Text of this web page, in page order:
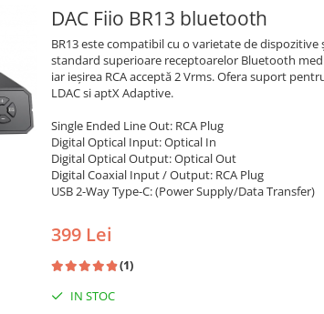
DAC Fiio BR13 bluetooth
BR13 este compatibil cu o varietate de
standard superioare receptoarelor Bluetooth
iar ieșirea RCA acceptă 2 Vrms. Ofera suport
LDAC si aptX Adaptive.
Single Ended Line Out: RCA Plug
Digital Optical Input: Optical In
Digital Optical Output: Optical Out
Digital Coaxial Input / Output: RCA Plug
USB 2-Way Type-C: (Power Supply/Data Transfer)
399 Lei
(1)
IN STOC